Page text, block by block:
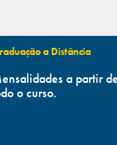
a Distância
a partir
o curso.